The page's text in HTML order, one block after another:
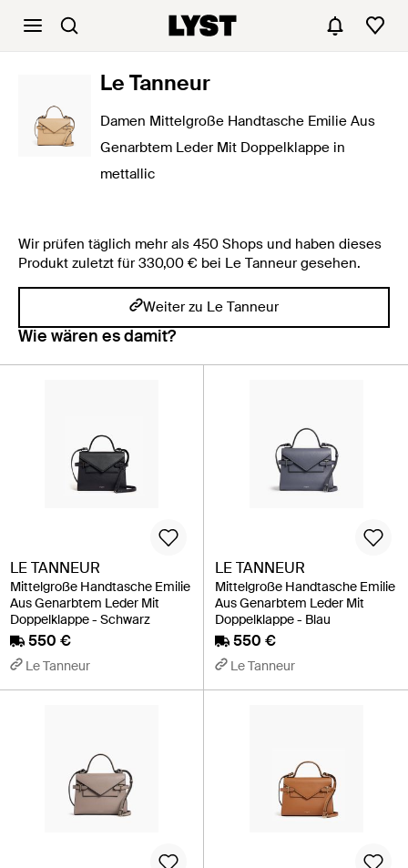
Le Tanneur
Damen Mittelgroße Handtasche Emilie Aus
Genarbtem Leder Mit Doppelklappe in
mettallic
Wir prüfen täglich mehr als 450 Shops und haben dieses
Produkt zuletzt für 330,00 € bei Le Tanneur gesehen.
Weiter zu Le Tanneur
Wie wären es damit?
LE TANNEUR
Mittelgroße Handtasche Emilie
Aus Genarbtem Leder Mit
Doppelklappe - Schwarz
550 €
Le Tanneur
LE TANNEUR
Mittelgroße Handtasche Emilie
Aus Genarbtem Leder Mit
Doppelklappe - Blau
550 €
Le Tanneur